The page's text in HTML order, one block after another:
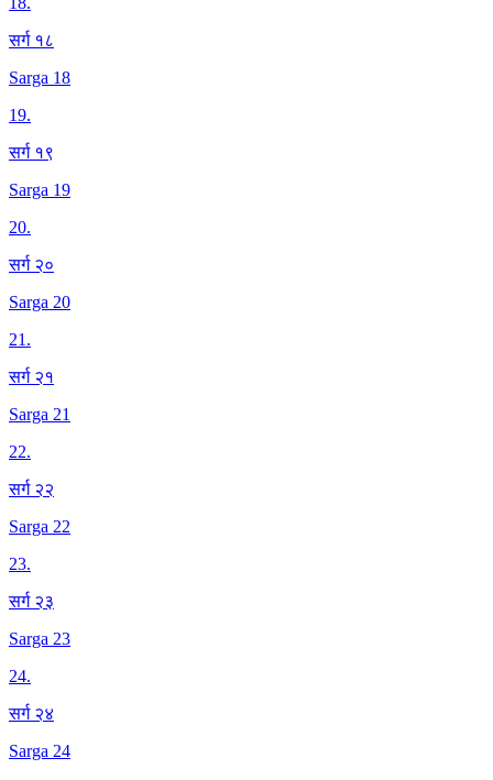
सर्ग १८
Sarga 18
19.
सर्ग १९
Sarga 19
20.
सर्ग २०
Sarga 20
21.
सर्ग २१
Sarga 21
22.
सर्ग २२
Sarga 22
23.
सर्ग २३
Sarga 23
24.
सर्ग २४
Sarga 24